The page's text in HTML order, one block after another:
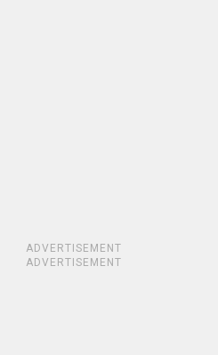
ADVERTISEMENT
ADVERTISEMENT